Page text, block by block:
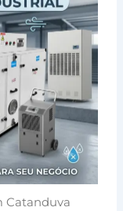
Catanduva